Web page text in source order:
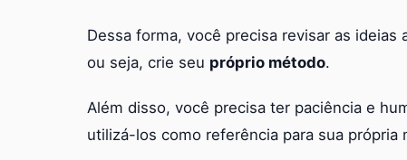
Dessa forma, você precisa revisar as ideias
ou seja, crie seu próprio método.
Além disso, você precisa ter paciência e
utilizá-los como referência para sua